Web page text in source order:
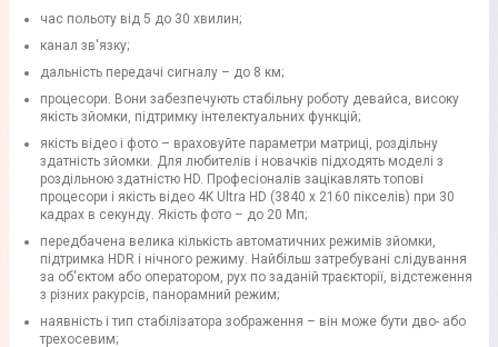
час польоту від 5 до 30 хвилин;
канал зв'язку;
дальність передачі сигналу – до 8 км;
процесори. Вони забезпечують стабільну роботу девайса, високу
якість зйомки, підтримку інтелектуальних функцій;
якість відео і фото – враховуйте параметри матриці, роздільну
здатність зйомки. Для любителів і новачків підходять моделі з
роздільною здатністю HD. Професіоналів зацікавлять топові
процесори і якість відео 4K Ultra HD (3840 х 2160 пікселів) при 30
кадрах в секунду. Якість фото – до 20 Мп;
передбачена велика кількість автоматичних режимів зйомки,
підтримка HDR і нічного режиму. Найбільш затребувані слідування
за об'єктом або оператором, рух по заданій траєкторії, відстеження
з різних ракурсів, панорамний режим;
наявність і тип стабілізатора зображення – він може бути дво- або
трехосевим;